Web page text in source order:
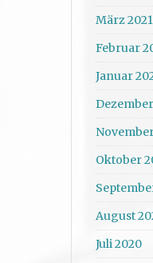
März 2021
Februar
Januar
Oktober
August
Juli 2020